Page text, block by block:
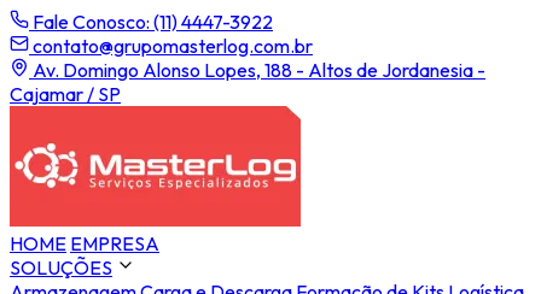
Fale Conosco: (11) 4447-3922
contato@grupomasterlog.com.br
Av. Domingo Alonso Lopes, 188 - Altos de Jordanesia -
Cajamar / SP
HOME EMPRESA
SOLUÇÕES